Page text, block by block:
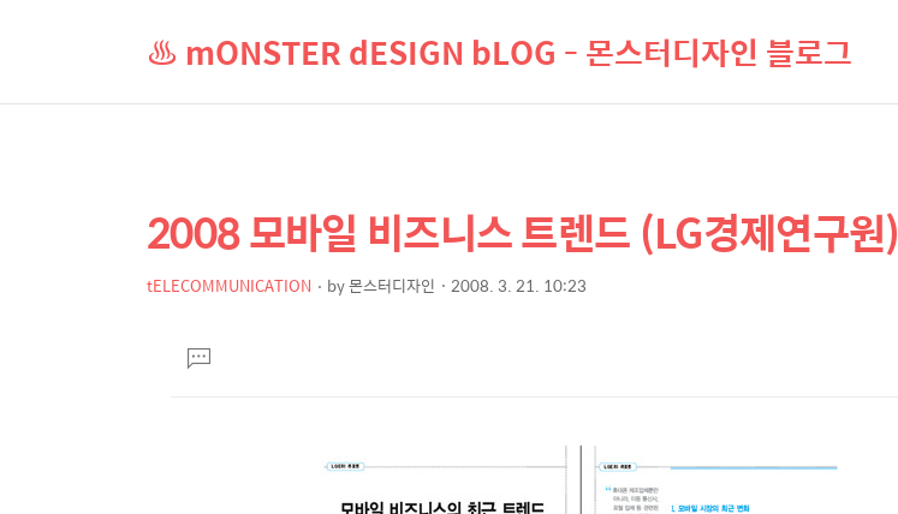
♨ mONSTER dESIGN bLOG - 몬스터디자인 블로그
상
세
컨
본
문
제
2008 모바일 비즈니스 트렌드 (LG경제연구원)
tELECOMMUNICATION by몬스터디자인 2008. 3. 21. 10:23
댓
글